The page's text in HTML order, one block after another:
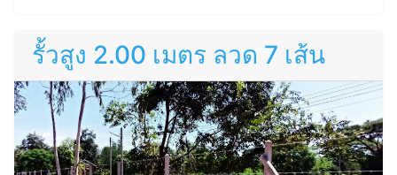
รั้วสูง 2.00 เมตร ลวด 7 เส้น